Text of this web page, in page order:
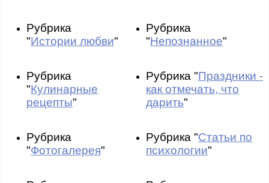
Рубрика
"Истории любви"
Рубрика
"Непознанное"
Рубрика
"Кулинарные
рецепты"
Рубрика "Праздники -
как отмечать, что
дарить"
Рубрика
"Фотогалерея"
Рубрика "Статьи по
психологии"